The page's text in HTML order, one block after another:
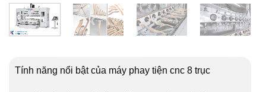
Tính năng nổi bật của máy phay tiện cnc 8 trục